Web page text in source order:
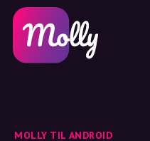
Hudpleje
Hårpleje
Del rabatkode
Funktioner
Job
Samarbejde
Platform
Molly til iPhone og iPad
DK
SE
MOLLY TIL ANDROID